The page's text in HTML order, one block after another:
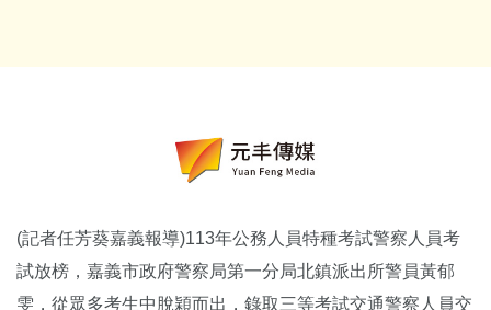
(記者任芳葵嘉義報導)113年公務人員特種考試警察人員考
試放榜， 嘉義市政府警察局第一分局北鎮派出所警員黃郁
雯，從眾多考生中脫穎而出，錄取三等考試交通警察人員交